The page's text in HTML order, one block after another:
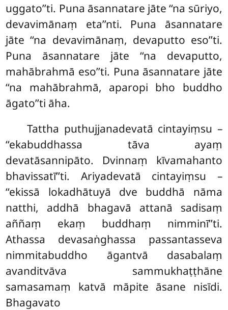
uggato’’ti. Puna āsannatare jāte ‘‘na sūriyo,
devavimānaṃ eta’’nti. Puna āsannatare
jāte ‘‘na devavimānaṃ, devaputto eso’’ti.
Puna āsannatare jāte ‘‘na devaputto,
mahābrahmā eso’’ti. Puna āsannatare jāte
‘‘na mahābrahmā, aparopi bho buddho
āgato’’ti āha.
Tattha puthujjanadevatā cintayiṃsu –
‘‘ekabuddhassa tāva ayaṃ
devatāsannipāto. Dvinnaṃ kīvamahanto
bhavissatī’’ti. Ariyadevatā cintayiṃsu –
‘‘ekissā lokadhātuyā dve buddhā nāma
natthi, addhā bhagavā attanā sadisaṃ
aññaṃ ekaṃ buddhaṃ nimminī’’ti.
Athassa devasaṅghassa passantasseva
nimmitabuddho āgantvā dasabalaṃ
avanditvāva sammukhaṭṭhāne
samasamaṃ katvā māpite āsane nisīdi.
Bhagavato